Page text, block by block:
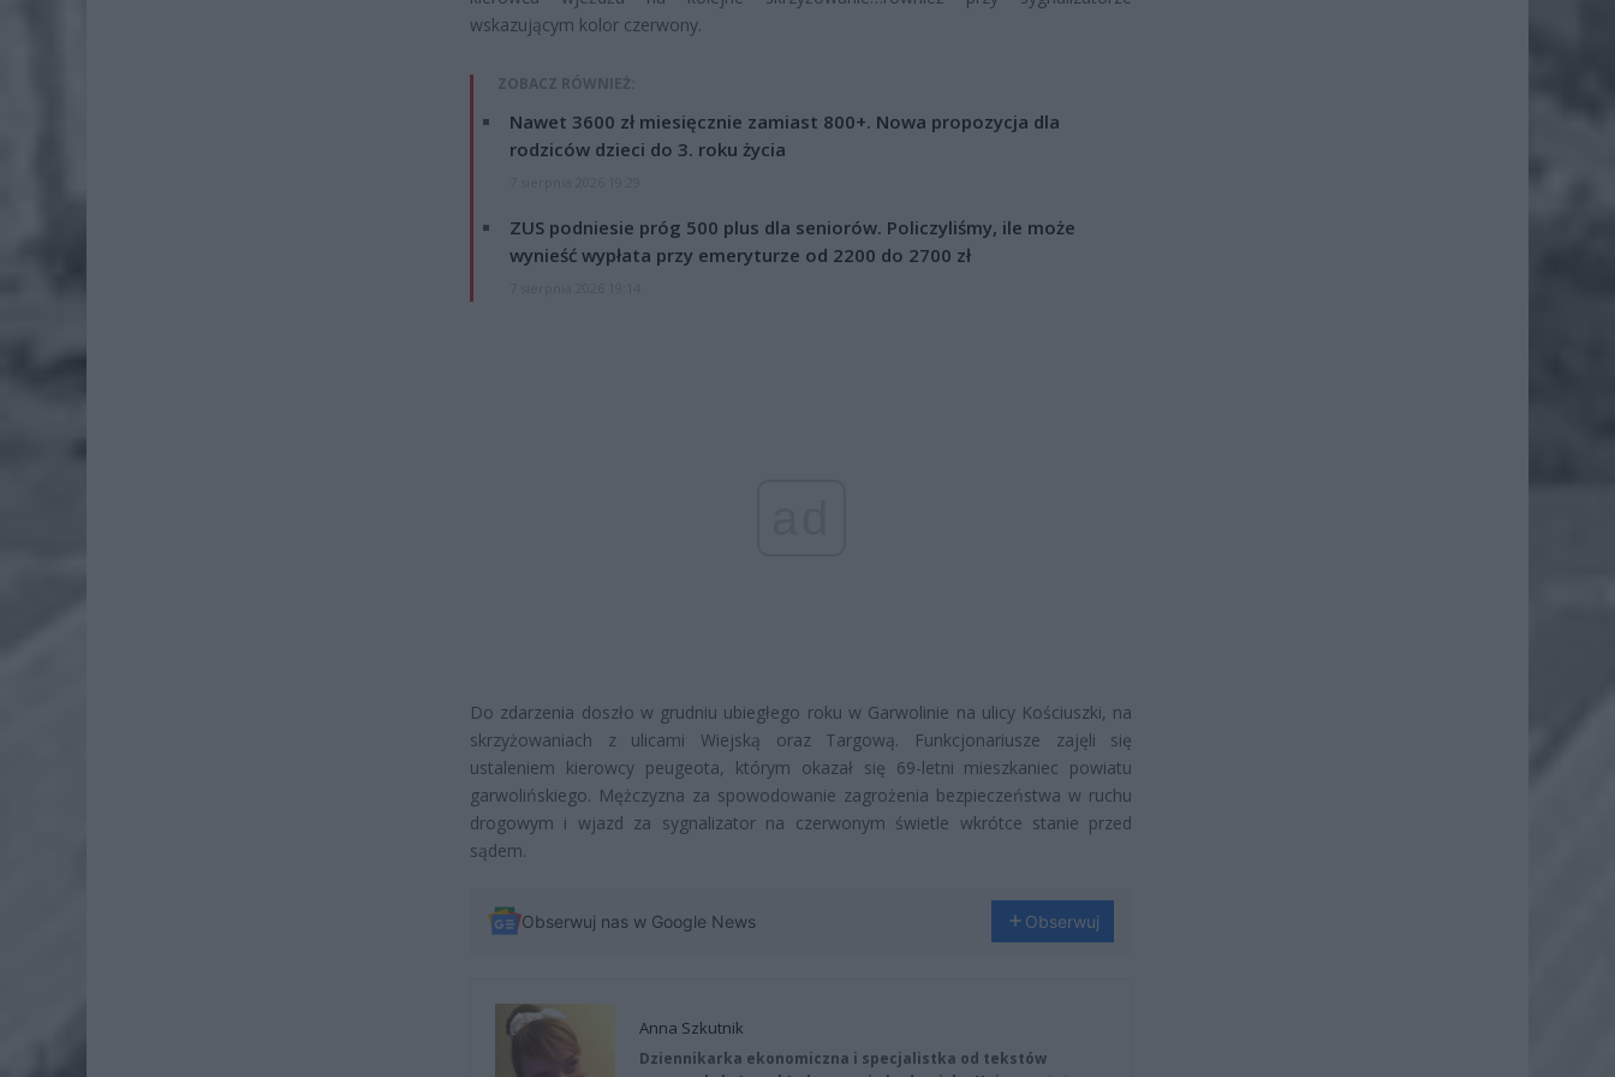
wskazującym kolor czerwony.
ZOBACZ RÓWNIEŻ:
Nawet 3600 zł miesięcznie zamiast 800+. Nowa propozycja dla
rodziców dzieci do 3. roku życia
ZUS podniesie próg 500 plus dla seniorów. Policzyliśmy, ile może
wynieść wypłata przy emeryturze od 2200 do 2700 zł
Do zdarzenia doszło w grudniu ubiegłego roku w Garwolinie na ulicy Kościuszki, na
skrzyżowaniach z ulicami Wiejską oraz Targową. Funkcjonariusze zajęli się
ustaleniem kierowcy peugeota, którym okazał się 69-letni mieszkaniec powiatu
garwolińskiego. Mężczyzna za spowodowanie zagrożenia bezpieczeństwa w ruchu
drogowym i wjazd za sygnalizator na czerwonym świetle wkrótce stanie przed
sądem.
Obserwuj nas w Google News Obserwuj
Anna Szkutnik
Dziennikarka ekonomiczna i specjalistka od tekstów